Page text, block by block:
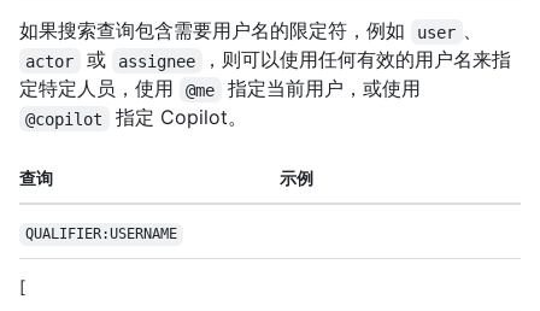
如果搜索查询包含需要用户名的限定符，例如 user 、
actor 或 assignee
，则可以使用任何有效的用户名来指
定特定人员，使用
@me 指定当前用户，或使用
@copilot 指定 Copilot。
查询 示例
QUALIFIER:USERNAME
[